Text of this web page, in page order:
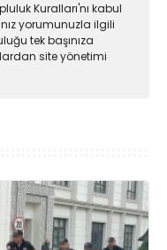
Kuralları'nı kabul
yorumunuzla ilgili
tek başınıza
site yönetimi